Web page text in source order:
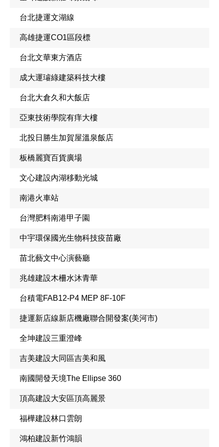
台北捷運文湖線
高雄捷運CO1區段標
台北文華東方酒店
成大運璿綠建築科技大樓
台北大倉久和大飯店
亞東技術學院有痒大樓
北投日勝生加賀屋溫泉飯店
板橋麗寶百貨廣場
文心建設內湖移動光城
南港火車站
台灣肥料南港甲子園
中宇環保國光生物科技疫苗廠
苗北藝文中心演藝廳
兆雄建設木柵水沐青華
台積電FAB12-P4 MEP 8F-10F
捷運新店線新店機廠聯合開發案(美河市)
全坤建設三重澄峰
吉美建設大同區吉美和風
南國開發天境The Ellipse 360
頂高建設大安區頂高麗景
福樺建設林口雲朗
鴻柏建設新竹鴻韻